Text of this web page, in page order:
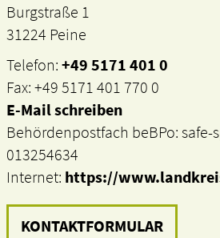
Burgstraße 1
31224 Peine
Telefon:+49 5171 401 0
Fax: +49 5171 401 770 0
E-Mail schreiben
Behördenpostfach beBPo: safe-
013254634
Internet: https://
KONTAKTFORMULAR